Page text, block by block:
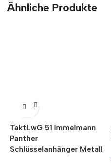
Ähnliche Produkte
TaktLwG 51 Immelmann
Panther
Schlüsselanhänger Metall